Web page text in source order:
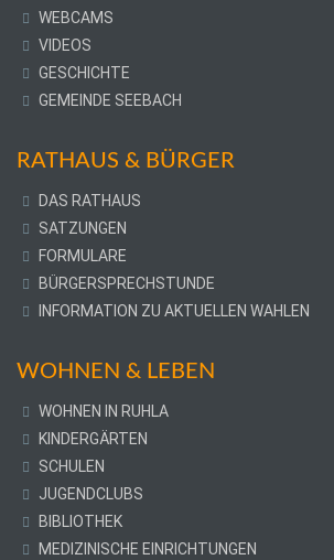
WEBCAMS
VIDEOS
GESCHICHTE
GEMEINDE SEEBACH
RATHAUS & BÜRGER
DAS RATHAUS
SATZUNGEN
FORMULARE
BÜRGERSPRECHSTUNDE
INFORMATION ZU AKTUELLEN WAHLEN
WOHNEN & LEBEN
WOHNEN IN RUHLA
KINDERGÄRTEN
SCHULEN
JUGENDCLUBS
BIBLIOTHEK
MEDIZINISCHE EINRICHTUNGEN